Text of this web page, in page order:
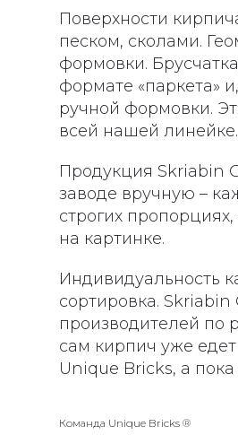
Поверхности
песком, сколами.
формовки.
формате «паркета»
ручной формовки.
всей нашей линейке.
Продукция Skriabin
заводе вручную –
строгих
на картинке.
Индивидуальность
сортировка.
производителей по
сам кирпич уже
Unique Bricks, а
Команда Unique Bricks ®